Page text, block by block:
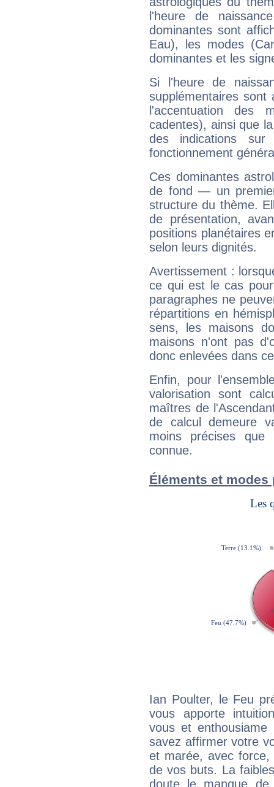
l'heure de
dominantes sont
Eau), les modes
dominantes et les
Si l'heure de
supplémentaires sont
l'accentuation des
cadentes), ainsi que
des indications sur
fonctionnement
Ces dominantes
de fond — un
structure du thème.
de présentation,
positions planétaires
selon leurs dignités.
Avertissement :
ce qui est le cas
paragraphes ne
répartitions en
sens, les maisons
maisons n'ont pas
donc enlevées dans
Enfin, pour
valorisation sont
maîtres de
de calcul demeure
moins précises que
connue.
Éléments et modes
Ian Poulter, le Feu
vous apporte
vous et
savez affirmer votre
et marée, avec
de vos buts. La
doute le manque